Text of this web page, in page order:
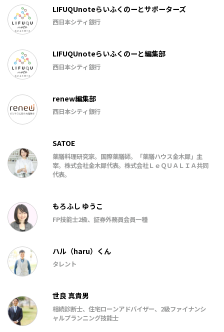
LIFUQUnoteらいふくのーとサポーターズ
西日本シティ銀行
LIFUQUnoteらいふくのーと編集部
西日本シティ銀行
renew編集部
西日本シティ銀行
SATOE
薬膳料理研究家。国際薬膳師。「薬膳ハウス金木犀」主
宰。株式会社金木犀代表。株式会社ＬｅＱＵＡＬＩＡ共同
代表。
もろふし ゆうこ
FP技能士2級、証券外務員会員一種
ハル（haru）くん
タレント
世良 真貴男
相続診断士、住宅ローンアドバイザー、2級ファイナンシ
ャルプランニング技能士